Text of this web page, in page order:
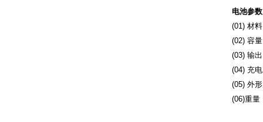
电池参
(01) 材
(02) 容
(03) 输
(04) 充
(05) 外
(06)重量